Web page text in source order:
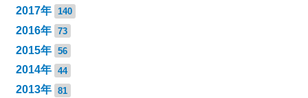
2017年 140
2016年 73
2015年 56
2014年 44
2013年 81